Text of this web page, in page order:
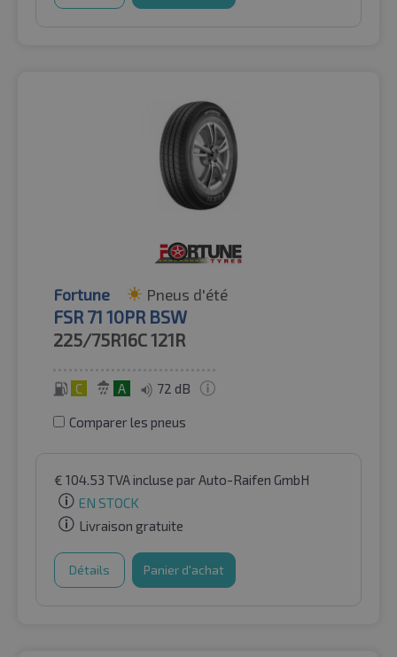
Fortune Pneus d'été
FSR 71 10PR BSW
225/75R16C121R
C A 72 dB
Comparer les pneus
€ 104.53 TVA incluse par Auto-Raifen GmbH
EN STOCK
Livraison gratuite
Détails Panier d'achat